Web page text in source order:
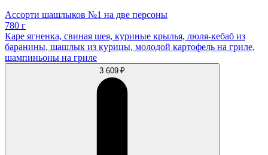
Ассорти шашлыков №1 на две персоны
780 г
Каре ягненка, свиная шея, куриные крылья, люля-кебаб из
баранины, шашлык из курицы, молодой картофель на гриле,
шампиньоны на гриле
3 609 ₽